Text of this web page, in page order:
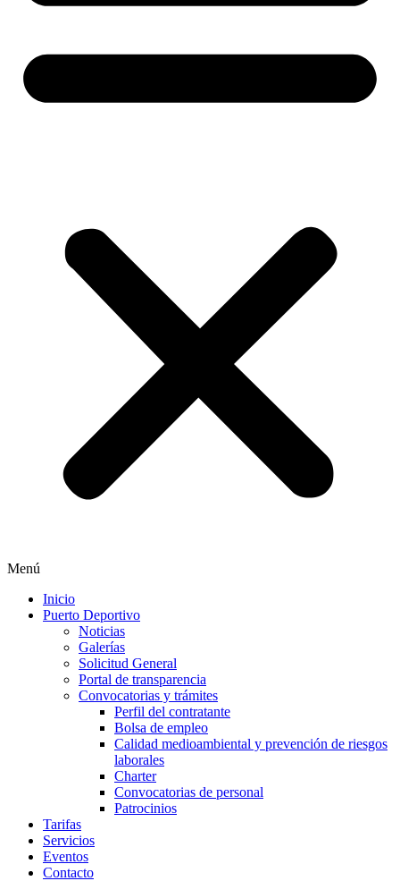
Menú
Inicio
Puerto Deportivo
Noticias
Galerías
Solicitud General
Portal de transparencia
Convocatorias y trámites
Perfil del contratante
Bolsa de empleo
Calidad medioambiental y prevención de riesgos
laborales
Charter
Convocatorias de personal
Patrocinios
Tarifas
Servicios
Eventos
Contacto